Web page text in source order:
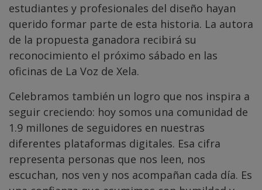
estudiantes y profesionales del diseño hayan
querido formar parte de esta historia. La autora
de la propuesta ganadora recibirá su
reconocimiento el próximo sábado en las
oficinas de La Voz de Xela.
Celebramos también un logro que nos inspira a
seguir creciendo: hoy somos una comunidad de
1.9 millones de seguidores en nuestras
diferentes plataformas digitales. Esa cifra
representa personas que nos leen, nos
escuchan, nos ven y nos acompañan cada día. Es